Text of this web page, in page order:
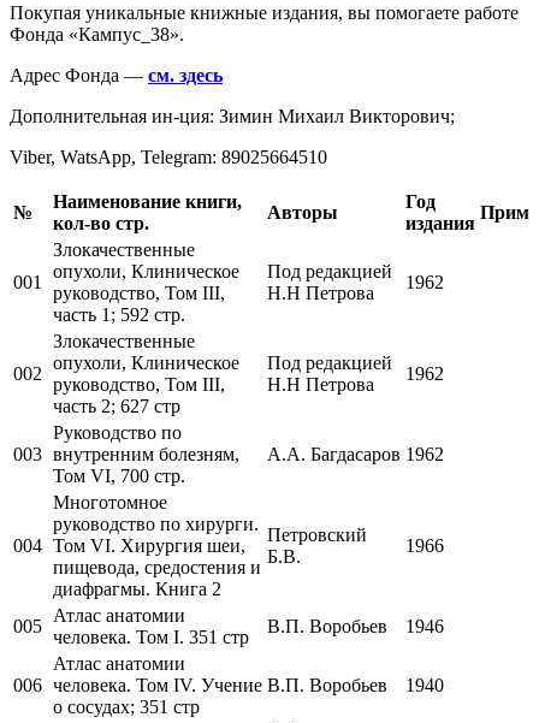
Покупая уникальные книжные издания, вы помогаете работе
Фонда «Кампус_38».
Адрес Фонда — см. здесь
Дополнительная ин-ция: Зимин Михаил Викторович;
Viber, WatsApp, Telegram: 89025664510
№
Наименование книги,
кол-во стр.
Авторы
Год
издания
Прим
001
Злокачественные
опухоли, Клиническое
руководство, Том III,
часть 1; 592 стр.
Под редакцией
Н.Н Петрова
1962
002
Злокачественные
опухоли, Клиническое
руководство, Том III,
часть 2; 627 стр
Под редакцией
Н.Н Петрова
1962
003
Руководство по
внутренним болезням,
Том VI, 700 стр.
А.А. Багдасаров 1962
004
Многотомное
руководство по хирурги.
Том VI. Хирургия шеи,
пищевода, средостения и
диафрагмы. Книга 2
Петровский
Б.В.
1966
005
Атлас анатомии
человека. Том I. 351 стр
В.П. Воробьев 1946
006
Атлас анатомии
человека. Том IV. Учение
о сосудах; 351 стр
В.П. Воробьев 1940